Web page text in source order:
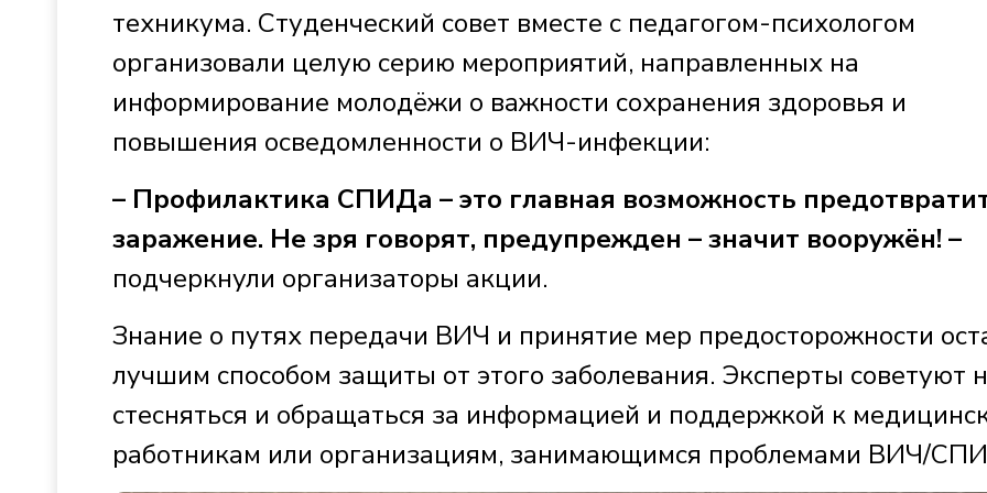
техникума. Студенческий совет вместе с педагогом-психологом
организовали целую серию мероприятий, направленных на
информирование молодёжи о важности сохранения здоровья и
повышения осведомленности о ВИЧ-инфекции:
– Профилактика СПИДа – это главная возможность
заражение. Не зря говорят, предупрежден – значит вооружён! –
подчеркнули организаторы акции.
Знание о путях передачи ВИЧ и принятие мер предосторожности
лучшим способом защиты от этого заболевания. Эксперты советуют
стесняться и обращаться за информацией и поддержкой к
работникам или организациям, занимающимся проблемами ВИЧ/